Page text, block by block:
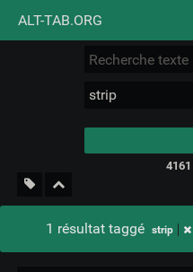
ALT-TAB.ORG
Nuage de tags Mur
4161
1 résultat taggé strip